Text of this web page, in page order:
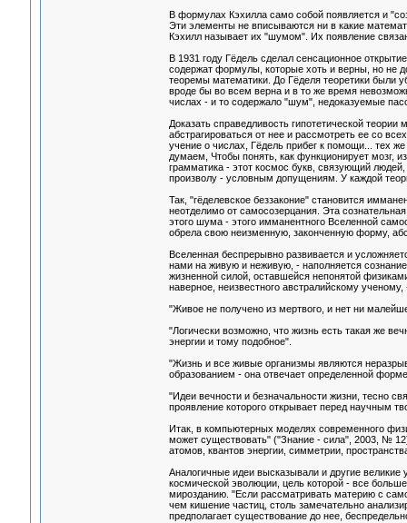
В формулах Кэхилла само собой появляется и
Эти элементы не вписываются ни в какие
Кэхилл называет их "шумом". Их появление
В 1931 году Гёдель сделал сенсационное
содержат формулы, которые хоть и верны, но не
теоремы математики. До Гёделя теоретики были
вроде бы во всем верна и в то же время
числах - и то содержало "шум", недоказуемые
Доказать справедливость гипотетической
абстрагироваться от нее и рассмотреть ее со
учение о числах, Гёдель прибег к помощи... тех
думаем, Чтобы понять, как функционирует мозг,
грамматика - этот космос букв, связующий
произволу - условным допущениям. У каждой
Так, "гёделевское беззаконие" становится
неотделимо от самосозерцания. Эта
этого шума - этого имманентного Вселенной
обрела свою неизменную, законченную форму,
Вселенная беспрерывно развивается и
нами на живую и неживую, - наполняется
жизненной силой, оставшейся непонятой
наверное, неизвестного австралийскому
"Живое не получено из мертвого, и нет ни
"Логически возможно, что жизнь есть такая же
энергии и тому подобное".
"Жизнь и все живые организмы являются
образованием - она отвечает определенной
"Идеи вечности и безначальности жизни, тесно
проявление которого открывает перед научным
Итак, в компьютерных моделях современного
может существовать" ("Знание - сила", 2003, №
атомов, квантов энергии, симметрии,
Аналогичные идеи высказывали и другие
космической эволюции, цель которой - все
мирозданию. "Если рассматривать материю с
чем кишение частиц, столь замечательно
предполагает существование до нее,